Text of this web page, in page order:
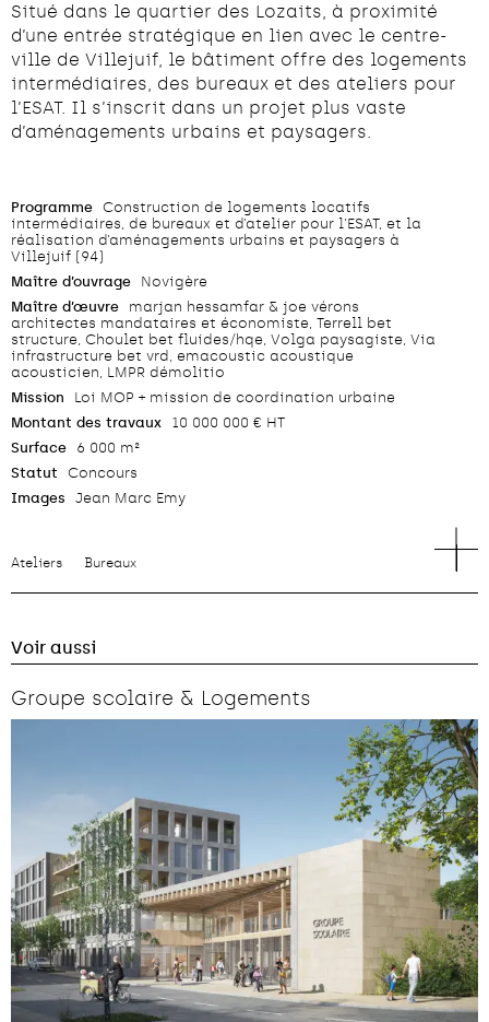
Situé dans le quartier des Lozaits, à proximité
d’une entrée stratégique en lien avec le centre-
ville de Villejuif, le bâtiment offre des logements
intermédiaires, des bureaux et des ateliers pour
l’ESAT. Il s’inscrit dans un projet plus vaste
d’aménagements urbains et paysagers.
Programme Construction de logements locatifs
intermédiaires, de bureaux et d’atelier pour l’ESAT, et la
réalisation d’aménagements urbains et paysagers à
Villejuif (94)
Maître d’ouvrage
Novigère
Maître d’œuvre
marjan hessamfar & joe vérons
architectes mandataires et économiste, Terrell bet
structure, Choulet bet fluides/hqe, Volga paysagiste, Via
infrastructure bet vrd, emacoustic acoustique
acousticien, LMPR démolitio
Mission
Loi MOP + mission de coordination urbaine
Montant des travaux
10 000 000 € HT
Surface
6 000 m²
Statut
Concours
Images
Jean Marc Emy
Ateliers Bureaux
Voir aussi
Groupe scolaire & Logements